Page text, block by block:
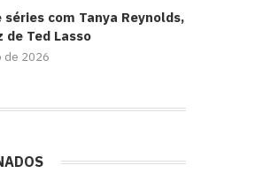
com Tanya Reynolds,
de Ted Lasso
de 2026